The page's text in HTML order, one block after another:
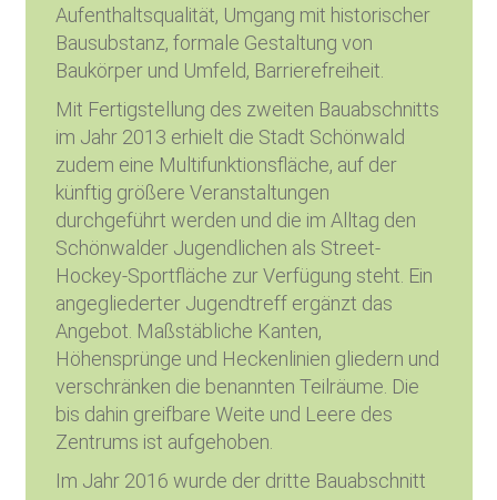
Aufenthaltsqualität, Umgang mit historischer
Bausubstanz, formale Gestaltung von
Baukörper und Umfeld, Barrierefreiheit.
Mit Fertigstellung des zweiten Bauabschnitts
im Jahr 2013 erhielt die Stadt Schönwald
zudem eine Multifunktionsfläche, auf der
künftig größere Veranstaltungen
durchgeführt werden und die im Alltag den
Schönwalder Jugendlichen als Street-
Hockey-Sportfläche zur Verfügung steht. Ein
angegliederter Jugendtreff ergänzt das
Angebot. Maßstäbliche Kanten,
Höhensprünge und Heckenlinien gliedern und
verschränken die benannten Teilräume. Die
bis dahin greifbare Weite und Leere des
Zentrums ist aufgehoben.
Im Jahr 2016 wurde der dritte Bauabschnitt